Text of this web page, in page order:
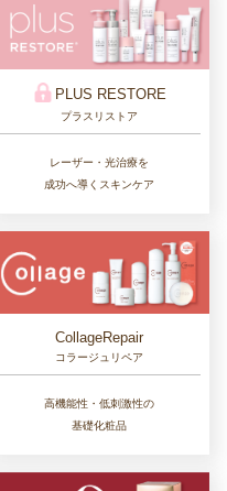
コラーゲンペプチド配合
サプリメント
菌ドック
腸内DNA検査で体の内側から健康を考え
る。